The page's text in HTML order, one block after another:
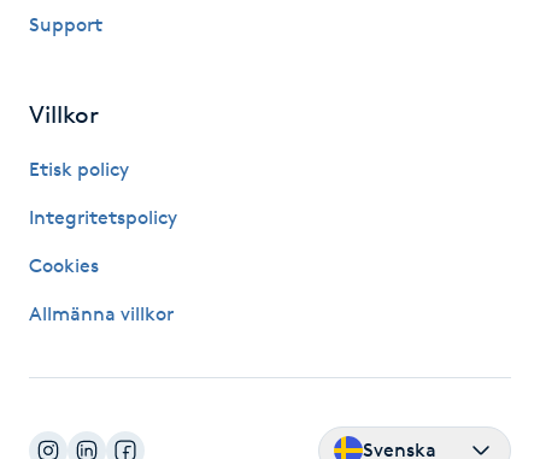
Gel naglar
Gelenaglar
Gellack
Gravidmassage
Gravidyoga
Gruppträning
Support
Villkor
Etisk policy
Integritetspolicy
Cookies
Allmänna villkor
Svenska